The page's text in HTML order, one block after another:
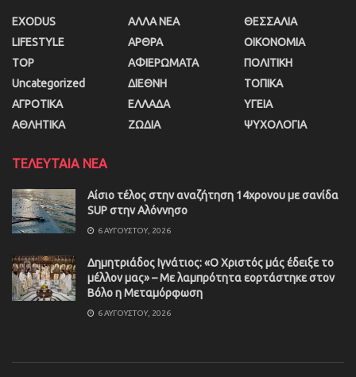
EXODUS
LIFESTYLE
TOP
Uncategorized
ΑΓΡΟΤΙΚΑ
ΑΘΛΗΤΙΚΑ
ΑΛΛΑ ΝΕΑ
ΑΡΘΡΑ
ΑΦΙΕΡΩΜΑΤΑ
ΔΙΕΘΝΗ
ΕΛΛΑΔΑ
ΖΩΔΙΑ
ΘΕΣΣΑΛΙΑ
ΟΙΚΟΝΟΜΙΑ
ΠΟΛΙΤΙΚΗ
ΤΟΠΙΚΑ
ΥΓΕΙΑ
ΨΥΧΟΛΟΓΙΑ
ΤΕΛΕΥΤΑΙΑ ΝΕΑ
Αίσιο τέλος στην αναζήτηση 14χρονου με σανίδα
SUP στην Αλόννησο
6 ΑΥΓΟΎΣΤΟΥ, 2026
Δημητριάδος Ιγνάτιος: «Ο Χριστός μάς έδειξε το
μέλλον μας» – Με λαμπρότητα εορτάστηκε στον
Βόλο η Μεταμόρφωση
6 ΑΥΓΟΎΣΤΟΥ, 2026